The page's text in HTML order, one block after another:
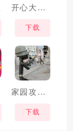
开心大碰撞
下载
家园攻防战
下载